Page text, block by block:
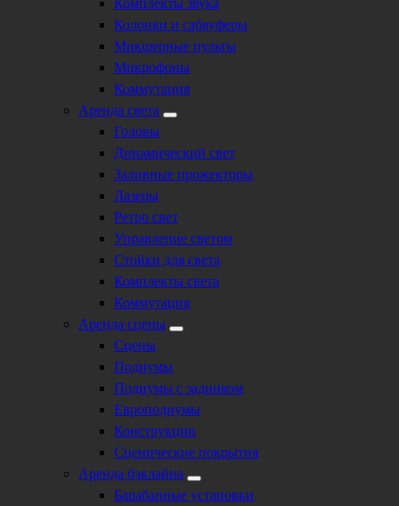
Колонки и сабвуферы
Микшерные пульты
Микрофоны
Коммутация
Аренда света
Головы
Динамический свет
Заливные прожекторы
Лазеры
Ретро свет
Управление светом
Стойки для света
Комплекты света
Коммутация
Аренда сцены
Сцены
Подиумы
Подиумы с задником
Европодиумы
Конструкции
Сценические покрытия
Аренда бэклайна
Барабанные установки